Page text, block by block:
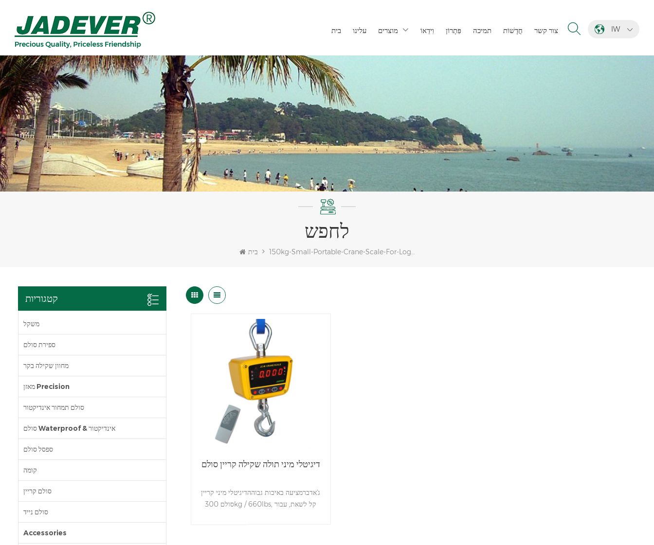
IW בית עלינו מוצרים וִידֵאוֹ פִּתָרוֹן תמיכה חֲדָשׁוֹת צור קשר
לחפש
בית 150kg-Small-Portable-Crane-Scale-For-Logistic
קטגוריות
משקל
ספירת סולם
מחוון שקילה בקר
מאזן Precision
סולם תמחור אינדיקטור
סולם Waterproof & אינדיקטור
ספסל סולם
קומה
סולם קריין
סולם נייד
Accessories
דיגיטלי מיני תולה שקילה קריין סולם
ג'אדברמציעה באיכות גבוההדיגיטלי מיני קריין
סולם 300kg / 660lbs, קל לשאת, עבור